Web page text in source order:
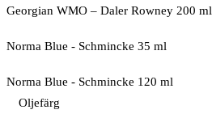
Georgian WMO – Daler Rowney 200 ml
Norma Blue - Schmincke 35 ml
Norma Blue - Schmincke 120 ml
Oljefärg